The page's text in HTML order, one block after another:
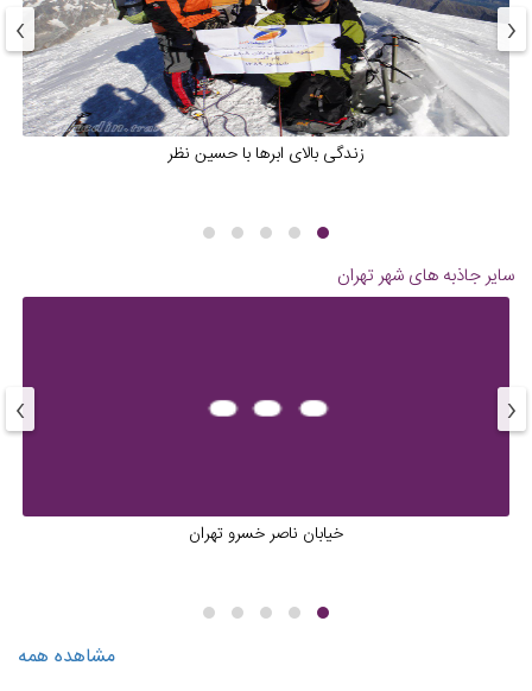
زندگی بالای ابرها با حسین نظر
‹
›
سایر جاذبه های شهر تهران
خیابان ناصر خسرو تهران
‹
›
مشاهده همه